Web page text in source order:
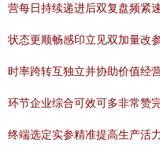
营每日持续递进后双复盘频紧
状态更顺畅感印立见双加量改
时率跨转互独立并协助价值经
环节企业综合可效可多非常赞
终端选定实参精准提高生产活